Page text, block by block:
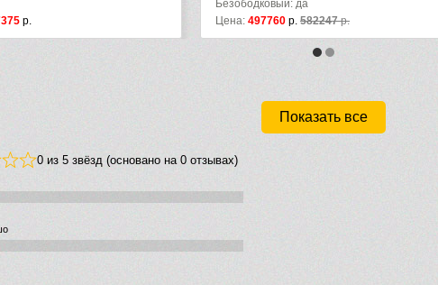
р. Цена: 19450р.25420р.
Показать все
0 из 5 звёзд (основано на 0 отзывах)